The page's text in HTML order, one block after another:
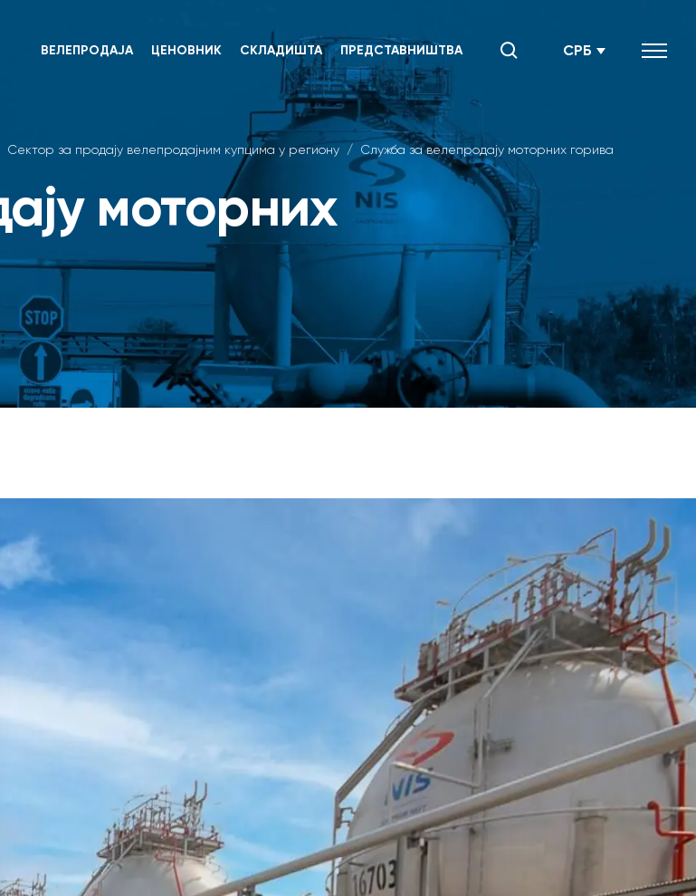
ВЕЛЕПРОДАЈА ЦЕНОВНИК СКЛАДИШТА ПРЕДСТАВНИШТВА
СРБ
Сектор за продају велепродајним купцима у региону / Служба за велепродају моторних горива
моторних